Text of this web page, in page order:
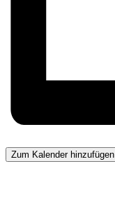
Zum Kalender hinzufügen